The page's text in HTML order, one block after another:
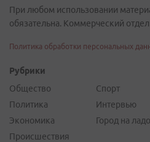
При любом использовании
обязательна. Коммерческий
Политика обработки персональных
Рубрики
Общество
Политика
Экономика
Происшествия
Спорт
Интервью
Город на